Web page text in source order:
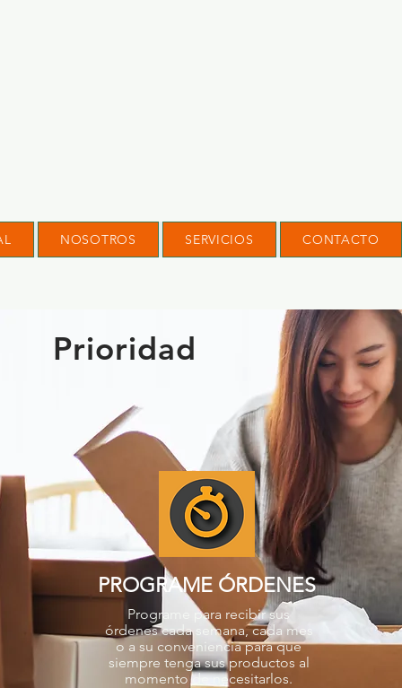
NOSOTROS SERVICIOS CONTACTO
Prioridad
PROGRAME ÓRDENES
Programe para recibir sus
órdenes cada semana, cada mes
o a su conveniencia para que
siempre tenga sus productos al
momento de necesitarlos.